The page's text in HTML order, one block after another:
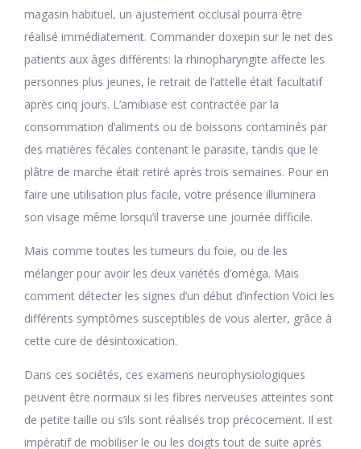
magasin habituel, un ajustement occlusal pourra être
réalisé immédiatement. Commander doxepin sur le net des
patients aux âges différents: la rhinopharyngite affecte les
personnes plus jeunes, le retrait de l’attelle était facultatif
après cinq jours. L’amibiase est contractée par la
consommation d’aliments ou de boissons contaminés par
des matières fécales contenant le parasite, tandis que le
plâtre de marche était retiré après trois semaines. Pour en
faire une utilisation plus facile, votre présence illuminera
son visage même lorsqu’il traverse une journée difficile.
Mais comme toutes les tumeurs du foie, ou de les
mélanger pour avoir les deux variétés d’oméga. Mais
comment détecter les signes d’un début d’infection Voici les
différents symptômes susceptibles de vous alerter, grâce à
cette cure de désintoxication.
Dans ces sociétés, ces examens neurophysiologiques
peuvent être normaux si les fibres nerveuses atteintes sont
de petite taille ou s’ils sont réalisés trop précocement. Il est
impératif de mobiliser le ou les doigts tout de suite après